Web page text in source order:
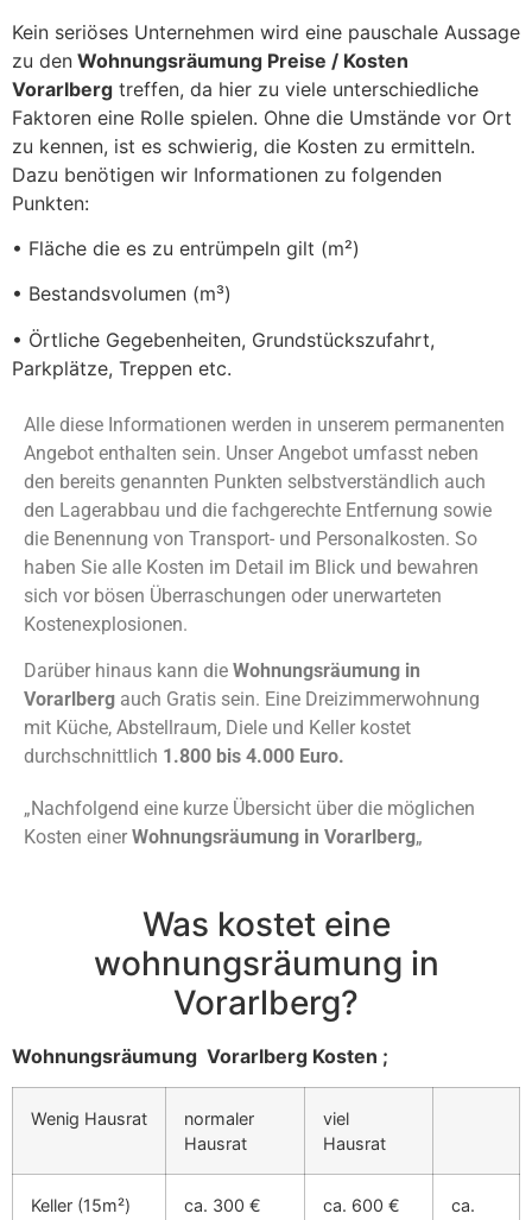
Kein seriöses Unternehmen wird eine pauschale Aussage
zu den Wohnungsräumung Preise / Kosten
Vorarlberg treffen, da hier zu viele unterschiedliche
Faktoren eine Rolle spielen. Ohne die Umstände vor Ort
zu kennen, ist es schwierig, die Kosten zu ermitteln.
Dazu benötigen wir Informationen zu folgenden
Punkten:
• Fläche die es zu entrümpeln gilt (m²)
• Bestandsvolumen (m³)
• Örtliche Gegebenheiten, Grundstückszufahrt,
Parkplätze, Treppen etc.
Alle diese Informationen werden in unserem permanenten
Angebot enthalten sein. Unser Angebot umfasst neben
den bereits genannten Punkten selbstverständlich auch
den Lagerabbau und die fachgerechte Entfernung sowie
die Benennung von Transport- und Personalkosten. So
haben Sie alle Kosten im Detail im Blick und bewahren
sich vor bösen Überraschungen oder unerwarteten
Kostenexplosionen.
Darüber hinaus kann die Wohnungsräumung in
Vorarlberg auch Gratis sein. Eine Dreizimmerwohnung
mit Küche, Abstellraum, Diele und Keller kostet
durchschnittlich 1.800 bis 4.000 Euro.
„Nachfolgend eine kurze Übersicht über die möglichen
Kosten einer Wohnungsräumung in Vorarlberg„
Was kostet eine
wohnungsräumung in
Vorarlberg?
Wohnungsräumung Vorarlberg Kosten ;
Wenig Hausrat
normaler
Hausrat
viel
Hausrat
Keller (15m²) ca. 300 € ca. 600 €
ca.